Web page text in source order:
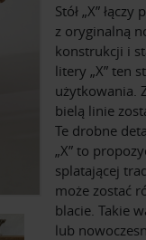
Stół „X”
z oryginalną
konstrukcji i
litery „X” ten
użytkowania.
bielą linie
Te drobne
„X” to
splatającej
może zostać
blacie. Takie
lub